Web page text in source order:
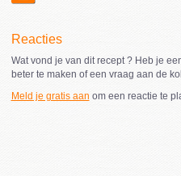
Reacties
Wat vond je van dit recept ? Heb je
beter te maken of een vraag aan de
Meld je gratis aan om een reactie te